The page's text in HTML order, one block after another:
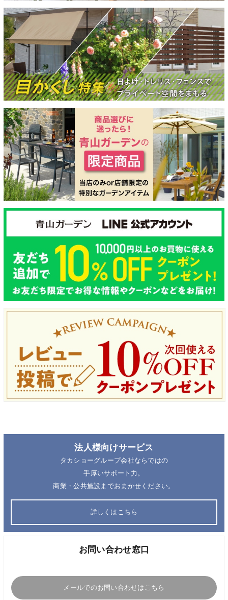
法人様向けサービス
タカショーグループ会社ならではの
手厚いサポート力。
商業・公共施設までおまかせください。
詳しくはこちら
お問い合わせ窓口
メールでのお問い合わせはこちら